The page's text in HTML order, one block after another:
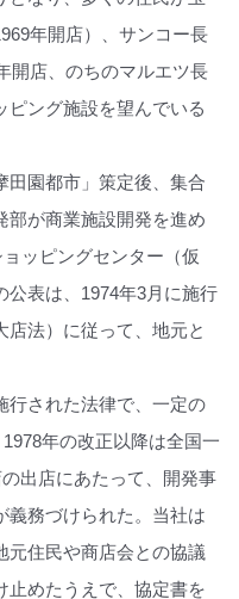
年開店）、サンコー長
開店、のちのマルエツ長
ピング施設を望んでいる
田園都市」策定後、集合
部が商業施設開発を進め
ッピングセンター（仮
公表は、1974年3月に施行
店法）に従って、地元と
行された法律で、一定の
年の改正以降は全国一
出店にあたって、開発事
義務づけられた。当社は
元住民や商店会との協議
止めたうえで、協定書を